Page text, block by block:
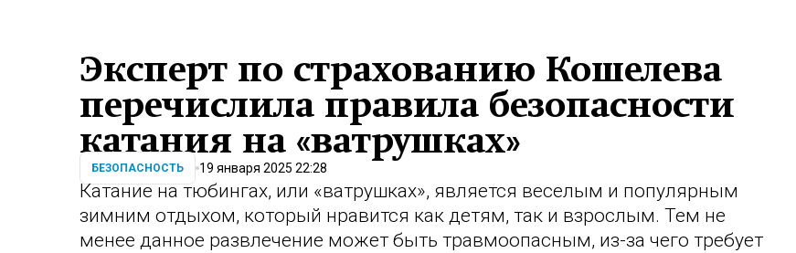
Эксперт по страхованию Кошелева
перечислила правила безопасности
катания на «ватрушках»
БЕЗОПАСНОСТЬ 19 января 2025 22:28
Катание на тюбингах, или «ватрушках», является веселым и популярным
зимним отдыхом, который нравится как детям, так и взрослым. Тем не
менее данное развлечение может быть травмоопасным, из-за чего требует